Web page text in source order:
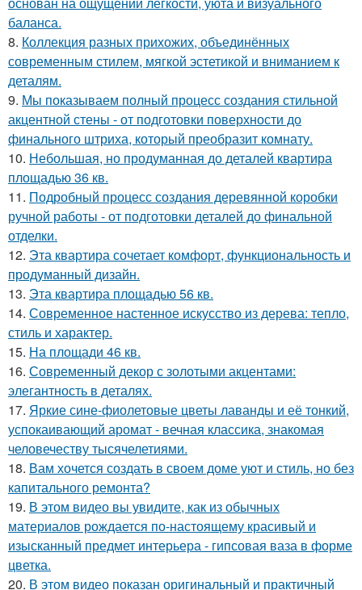
баланса.
8. Коллекция разных прихожих, объединённых
современным стилем, мягкой эстетикой и вниманием к
деталям.
9. Мы показываем полный процесс создания стильной
акцентной стены - от подготовки поверхности до
финального штриха, который преобразит комнату.
10. Небольшая, но продуманная до деталей квартира
площадью 36 кв.
11. Подробный процесс создания деревянной коробки
ручной работы - от подготовки деталей до финальной
отделки.
12. Эта квартира сочетает комфорт, функциональность и
продуманный дизайн.
13. Эта квартира площадью 56 кв.
14. Современное настенное искусство из дерева: тепло,
стиль и характер.
15. На площади 46 кв.
16. Современный декор с золотыми акцентами:
элегантность в деталях.
17. Яркие сине-фиолетовые цветы лаванды и её тонкий,
успокаивающий аромат - вечная классика, знакомая
человечеству тысячелетиями.
18. Вам хочется создать в своем доме уют и стиль, но без
капитального ремонта?
19. В этом видео вы увидите, как из обычных
материалов рождается по-настоящему красивый и
изысканный предмет интерьера - гипсовая ваза в форме
цветка.
20. В этом видео показан оригинальный и практичный